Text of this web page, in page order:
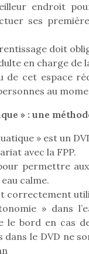
endroit
ses
doit
en charge
de cet espace
au
» : une
» est un
avec la FPP.
permettre
calme.
correctement
» dans
le bord en cas
dans le DVD ne